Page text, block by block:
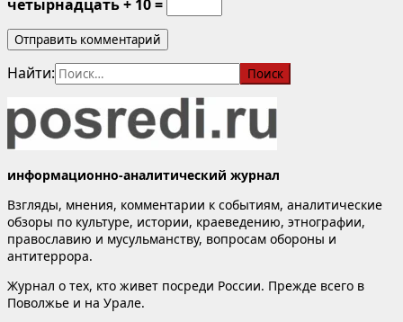
четырнадцать + 10 =
Найти:
информационно-аналитический журнал
Взгляды, мнения, комментарии к событиям, аналитические
обзоры по культуре, истории, краеведению, этнографии,
православию и мусульманству, вопросам обороны и
антитеррора.
Журнал о тех, кто живет посреди России. Прежде всего в
Поволжье и на Урале.